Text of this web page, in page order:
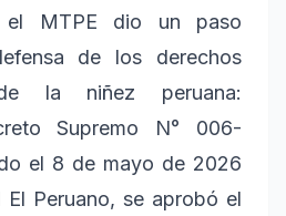
el MTPE dio un paso
de los derechos
de la niñez peruana:
Supremo N° 006-
el 8 de mayo de 2026
Peruano, se aprobó el